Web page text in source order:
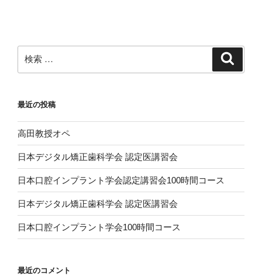
索:
最近の投稿
高田教授オペ
日本デジタル矯正歯科学会 認定医講習会
日本口腔インプラント学会認定講習会100時間コース
日本デジタル矯正歯科学会 認定医講習会
日本口腔インプラント学会100時間コース
最近のコメント